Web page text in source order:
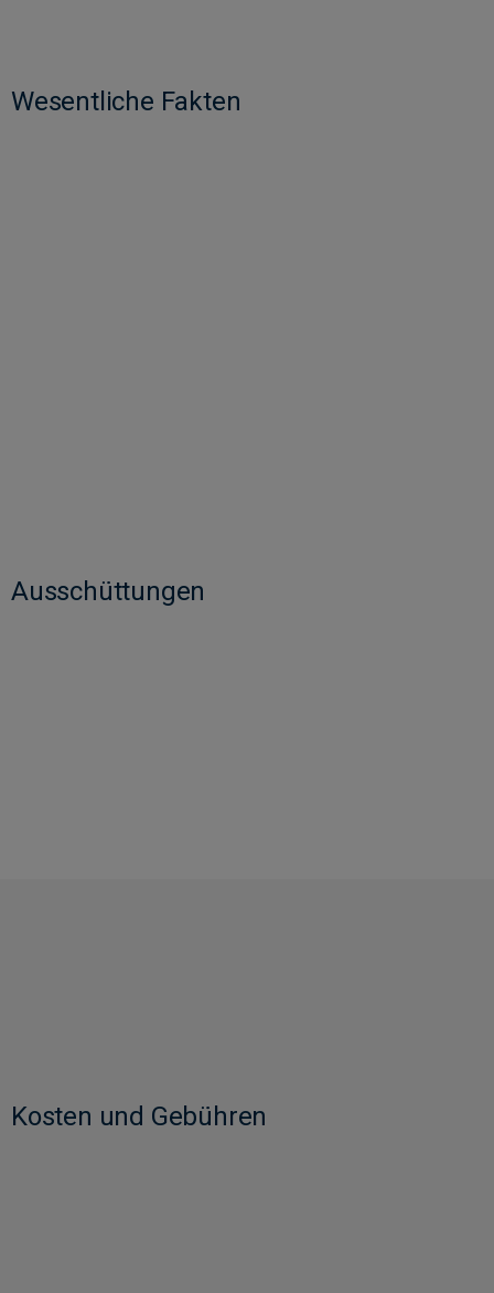
Wesentliche Fakten
Ausschüttungen
Kosten und Gebühren